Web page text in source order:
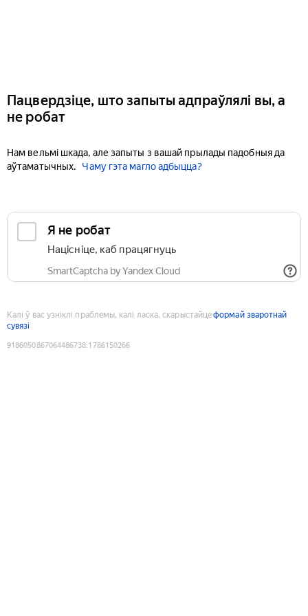
Пацвердзіце, што запыты адпраўлялі вы, а
не робат
Нам вельмі шкада, але запыты з вашай прылады падобныя да
аўтаматычных.
Чаму гэта магло адбыцца?
Я не робат
Націсніце, каб працягнуць
SmartCaptcha by Yandex Cloud
Калі ў вас узніклі праблемы, калі ласка, скарыстайцеформай зваротнай
сувязі
9186050867064486738:1786150266